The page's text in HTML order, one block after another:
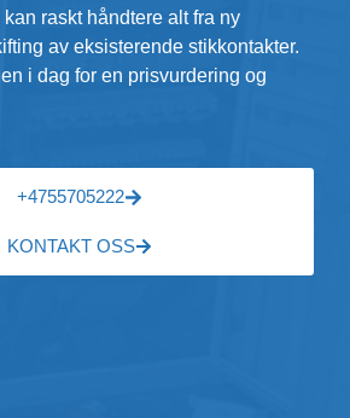
raskt håndtere alt fra ny
av eksisterende stikkontakter.
i dag for en prisvurdering og
+4755705222
KONTAKT OSS